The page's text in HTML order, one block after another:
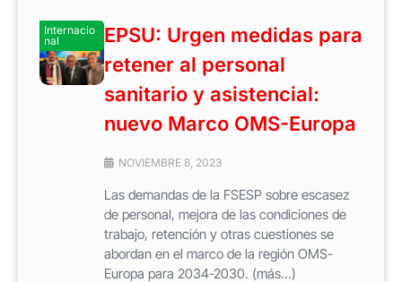
Internacio
nal
EPSU: Urgen medidas para
retener al personal
sanitario y asistencial:
nuevo Marco OMS-Europa
NOVIEMBRE 8, 2023
Las demandas de la FSESP sobre escasez
de personal, mejora de las condiciones de
trabajo, retención y otras cuestiones se
abordan en el marco de la región OMS-
Europa para 2034-2030. (más…)